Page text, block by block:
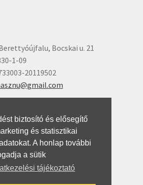
biztosító és elősegítő
és statisztikai
A honlap további
a sütik
tájékoztató
Bocskai u. 21
1-09
20119502
2026